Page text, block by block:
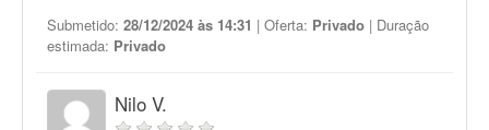
Submetido: 28/12/2024 às 14:31 | Oferta: Privado | Duração
estimada: Privado
Nilo V.